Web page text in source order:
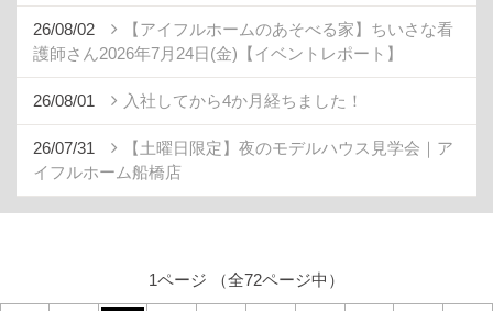
26/08/02
【アイフルホームのあそべる家】ちいさな看
護師さん2026年7月24日(金)【イベントレポート】
26/08/01 入社してから4か月経ちました！
26/07/31
【土曜日限定】夜のモデルハウス見学会｜ア
イフルホーム船橋店
1ページ （全72ページ中）